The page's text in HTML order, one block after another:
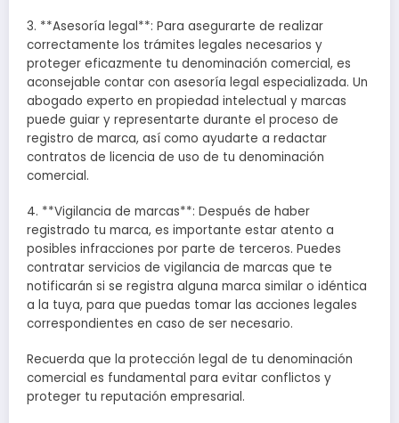
3. **Asesoría legal**: Para asegurarte de realizar
correctamente los trámites legales necesarios y
proteger eficazmente tu denominación comercial, es
aconsejable contar con asesoría legal especializada. Un
abogado experto en propiedad intelectual y marcas
puede guiar y representarte durante el proceso de
registro de marca, así como ayudarte a redactar
contratos de licencia de uso de tu denominación
comercial.
4. **Vigilancia de marcas**: Después de haber
registrado tu marca, es importante estar atento a
posibles infracciones por parte de terceros. Puedes
contratar servicios de vigilancia de marcas que te
notificarán si se registra alguna marca similar o idéntica
a la tuya, para que puedas tomar las acciones legales
correspondientes en caso de ser necesario.
Recuerda que la protección legal de tu denominación
comercial es fundamental para evitar conflictos y
proteger tu reputación empresarial.